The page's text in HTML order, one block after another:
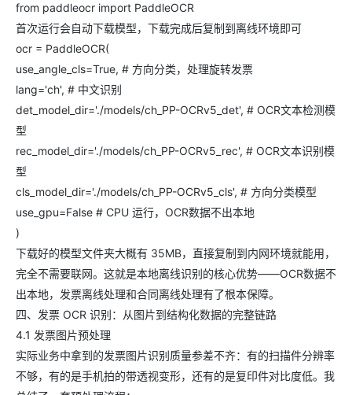
from paddleocr import PaddleOCR
首次运行会自动下载模型，下载完成后复制到离线环境即可
ocr = PaddleOCR(
use_angle_cls=True, # 方向分类，处理旋转发票
lang='ch', # 中文识别
det_model_dir='./models/ch_PP-OCRv5_det', # OCR文本检测模
型
rec_model_dir='./models/ch_PP-OCRv5_rec', # OCR文本识别模
型
cls_model_dir='./models/ch_PP-OCRv5_cls', # 方向分类模型
use_gpu=False # CPU 运行，OCR数据不出本地
)
下载好的模型文件夹大概有 35MB，直接复制到内网环境就能用，
完全不需要联网。这就是本地离线识别的核心优势——OCR数据不
出本地，发票离线处理和合同离线处理有了根本保障。
四、发票 OCR 识别：从图片到结构化数据的完整链路
4.1 发票图片预处理
实际业务中拿到的发票图片识别质量参差不齐：有的扫描件分辨率
不够，有的是手机拍的带透视变形，还有的是复印件对比度低。我